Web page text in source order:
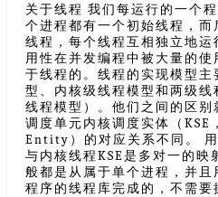
关于线程 我们每运行的一个
个进程都有一个初始线程，
线程，每个线程互相独立地
用性在并发编程中被大量的
于线程的。线程的实现模型主
型、内核级线程模型和两级
线程模型）。他们之间的区
调度单元内核调度实体（
Entity）的对应关系不同。
与内核线程KSE是多对一的映
般都是从属于单个进程，并
程序的线程库完成的，不需要